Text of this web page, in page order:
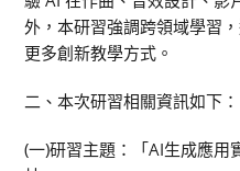
外，本研習強調跨領域學習
更多創新教學方式。
二、本次研習相關資訊如下：
(一)研習主題：「AI生成應